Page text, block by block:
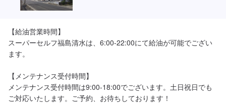
【給油営業時間】
スーパーセルフ福島清水は、6:00-22:00にて給油が可能でござい
ます。
【メンテナンス受付時間】
メンテナンス受付時間は9:00-18:00でございます。土日祝日でも
ご対応いたします。ご予約、お待ちしております！